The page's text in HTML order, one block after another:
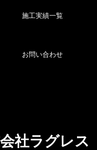
施工実績一覧
お問い合わせ
社ラグレス